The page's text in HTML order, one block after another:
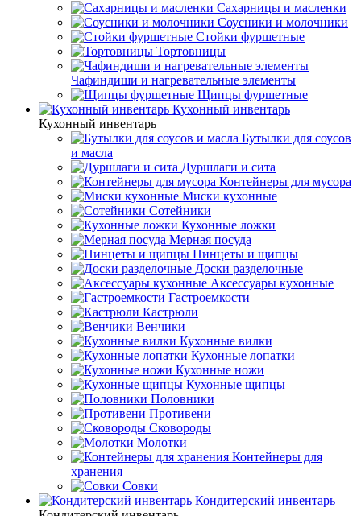
Сахарницы и масленки
Соусники и молочники
Стойки фуршетные
Тортовницы
Чафиндиши и нагревательные элементы
Щипцы фуршетные
Кухонный инвентарь
Кухонный инвентарь
Бутылки для соусов
и масла
Дуршлаги и сита
Контейнеры для мусора
Миски кухонные
Сотейники
Кухонные ложки
Мерная посуда
Пинцеты и щипцы
Доски разделочные
Аксессуары кухонные
Гастроемкости
Кастрюли
Венчики
Кухонные вилки
Кухонные лопатки
Кухонные ножи
Кухонные щипцы
Половники
Противени
Сковороды
Молотки
Контейнеры для
хранения
Совки
Кондитерский инвентарь